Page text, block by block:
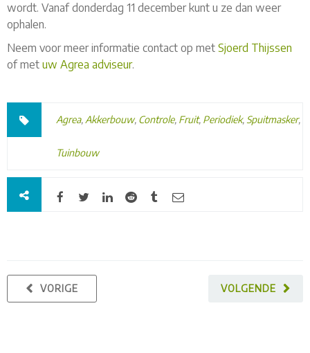
wordt. Vanaf donderdag 11 december kunt u ze dan weer
ophalen.
Neem voor meer informatie contact op met Sjoerd Thijssen
of met uw Agrea adviseur.
Agrea, Akkerbouw, Controle, Fruit, Periodiek, Spuitmasker,
Tuinbouw
VOLGENDE
VORIGE